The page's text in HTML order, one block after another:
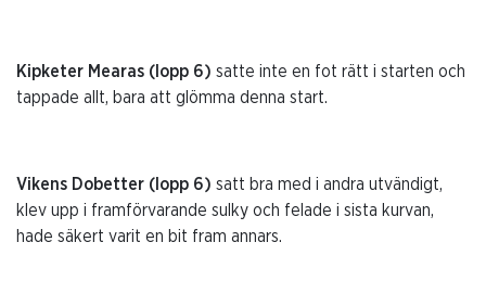
Kipketer Mearas (lopp 6) satte inte en fot rätt i starten och
tappade allt, bara att glömma denna start.
Vikens Dobetter (lopp 6) satt bra med i andra utvändigt,
klev upp i framförvarande sulky och felade i sista kurvan,
hade säkert varit en bit fram annars.